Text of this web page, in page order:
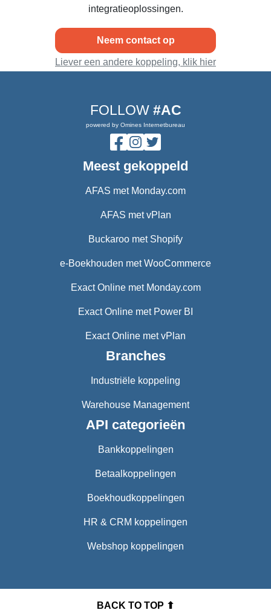
integratieoplossingen.
Neem contact op
Liever een andere koppeling, klik hier
FOLLOW #AC
powered by Omines Internetbureau
Meest gekoppeld
AFAS met Monday.com
AFAS met vPlan
Buckaroo met Shopify
e-Boekhouden met WooCommerce
Exact Online met Monday.com
Exact Online met Power BI
Exact Online met vPlan
Branches
Industriële koppeling
Warehouse Management
API categorieën
Bankkoppelingen
Betaalkoppelingen
Boekhoudkoppelingen
HR & CRM koppelingen
Webshop koppelingen
BACK TO TOP ⬆